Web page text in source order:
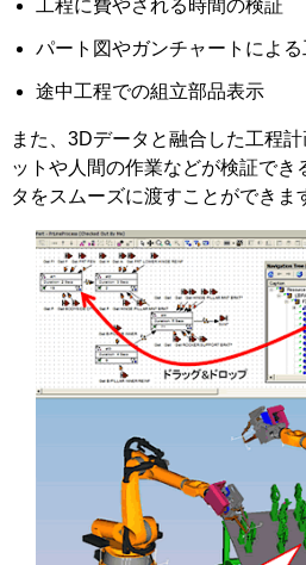
工程に費やされる時間の検証
パート図やガンチャートによ
途中工程での組立部品表示
また、3Dデータと融合した工程
ットや人間の作業などが検証でき
タをスムーズに渡すことができま